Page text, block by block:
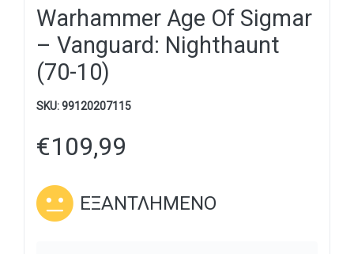
Warhammer Age Of Sigmar
– Vanguard: Nighthaunt
(70-10)
SKU:99120207115
€109,99
ΕΞΑΝΤΛΗΜΈΝΟ